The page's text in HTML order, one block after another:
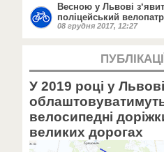
Весною у Львові
поліцейський
08 грудня 2017, 12:27
У 2019 році у Львові
велосипедні
великих дорогах